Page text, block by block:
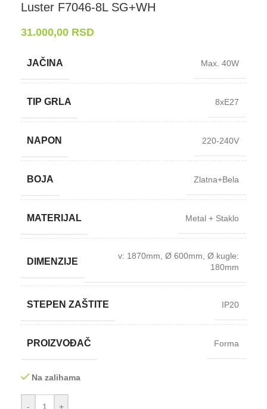
Luster F7046-⁠8L SG+WH
31.000,00 RSD
JAČINA Max. 40W
TIP GRLA 8xE27
NAPON 220-240V
BOJA Zlatna+Bela
MATERIJAL Metal + Staklo
DIMENZIJE
v: 1870mm Ø 600mm Ø kugle:
180mm
STEPEN ZAŠTITE IP20
PROIZVOĐAČ Forma
Na zalihama
- +